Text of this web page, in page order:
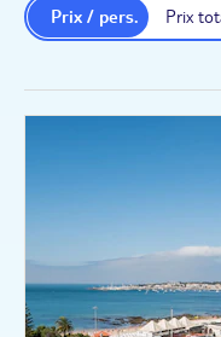
Prix
Prix / pers.